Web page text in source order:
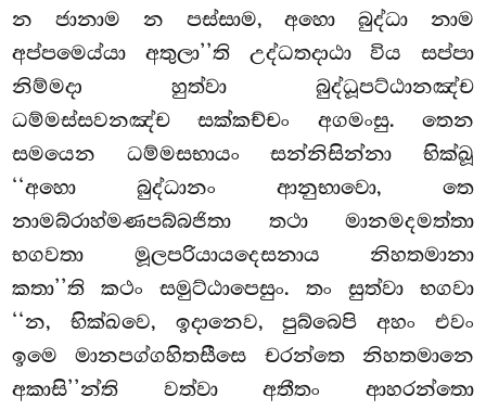
න ජානාම න පස්සාම, අහො බුද්ධා නාම
අප්පමෙය්යා අතුලා’’ති උද්ධතදාඨා විය සප්පා
නිම්මදා හුත්වා බුද්ධූපට්ඨානඤ්ච
ධම්මස්සවනඤ්ච සක්කච්චං අගමංසු. තෙන
සමයෙන ධම්මසභායං සන්නිසින්නා භික්ඛූ
‘‘අහො බුද්ධානං ආනුභාවො, තෙ
නාමබ්රාහ්මණපබ්බජිතා තථා මානමදමත්තා
භගවතා මූලපරියායදෙසනාය නිහතමානා
කතා’’ති කථං සමුට්ඨාපෙසුං. තං සුත්වා භගවා
‘‘න, භික්ඛවෙ, ඉදානෙව, පුබ්බෙපි අහං එවං
ඉමෙ මානපග්ගහිතසීසෙ චරන්තෙ නිහතමානෙ
අකාසි’’න්ති වත්වා අතීතං ආහරන්තො